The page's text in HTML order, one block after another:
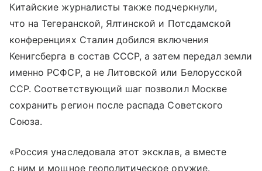
Китайские журналисты также подчеркнули,
что на Тегеранской, Ялтинской и Потсдамской
конференциях Сталин добился включения
Кенигсберга в состав СССР, а затем передал земли
именно РСФСР, а не Литовской или Белорусской
ССР. Соответствующий шаг позволил Москве
сохранить регион после распада Советского
Союза.
«Россия унаследовала этот эксклав, а вместе
с ним и мощное геополитическое оружие.